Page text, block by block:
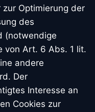
Optimierung der
des
(notwendige
von Art. 6 Abs. 1 lit.
andere
Der
Interesse an
Cookies zur